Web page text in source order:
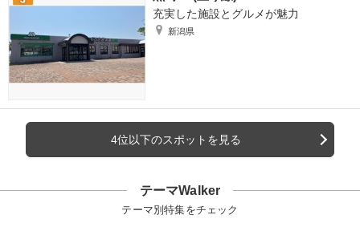
充実した施設とグルメが魅力
新潟県
4位以下のスポットを見る
テーマWalker
テーマ別特集をチェック